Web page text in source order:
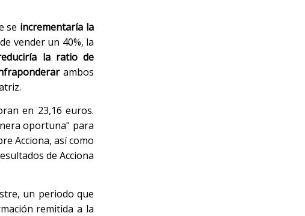
se incrementaría la
vender un 40%, la
la ratio de
ambos
en 23,16 euros.
oportuna" para
Acciona, así como
de Acciona
un periodo que
remitida a la